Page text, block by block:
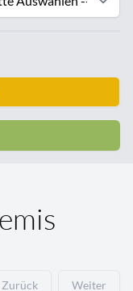
Zurück Weiter